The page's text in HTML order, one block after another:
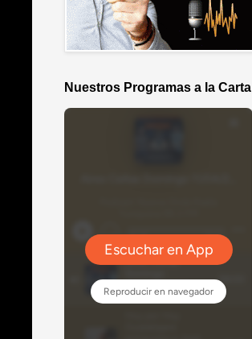
Nuestros Programas a la Carta